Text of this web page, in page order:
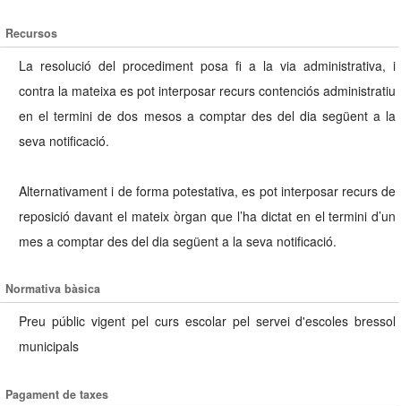
Recursos
La resolució del procediment posa fi a la via administrativa, i
contra la mateixa es pot interposar recurs contenciós administratiu
en el termini de dos mesos a comptar des del dia següent a la
seva notificació.
Alternativament i de forma potestativa, es pot interposar recurs de
reposició davant el mateix òrgan que l’ha dictat en el termini d’un
mes a comptar des del dia següent a la seva notificació.
Normativa bàsica
Preu públic vigent pel curs escolar pel servei d'escoles bressol
municipals
Pagament de taxes